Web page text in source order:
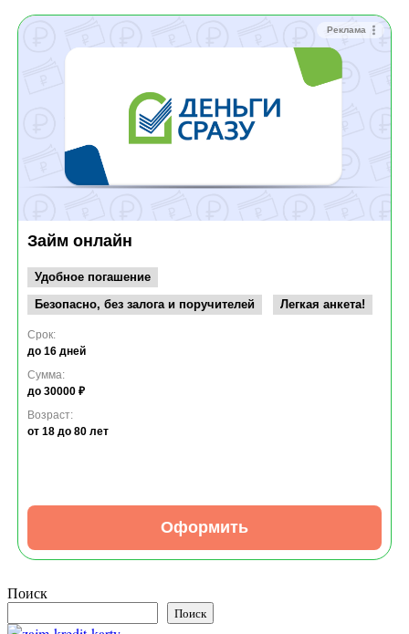
Реклама
Займ онлайн
Удобное погашение
Безопасно, без залога и поручителей
Легкая анкета!
Срок:
до 16 дней
Сумма:
до 30000 ₽
Возраст:
от 18 до 80 лет
Оформить
Поиск
Поиск